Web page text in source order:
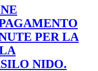
PER LA
NIDO.